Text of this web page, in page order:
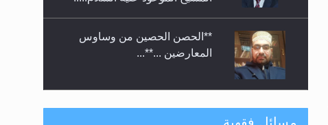
**الحصن الحصين من وساوس
المعارضين ...**...
متطلَّبات التّحريك الجديد...